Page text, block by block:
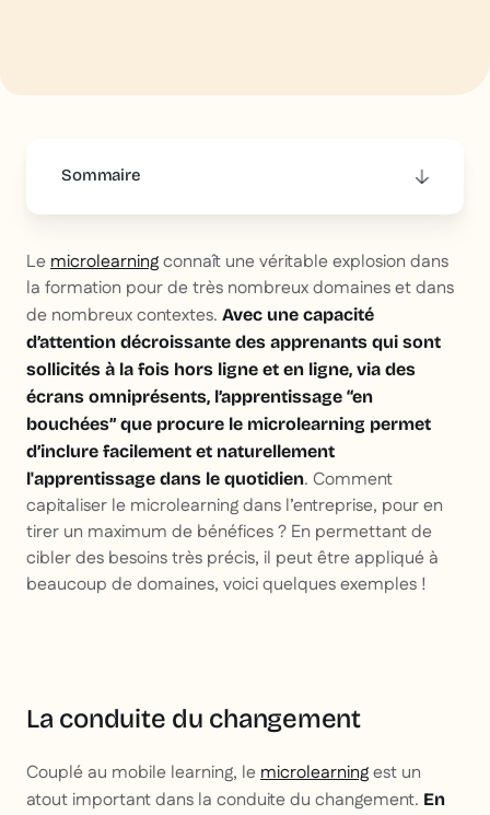
Sommaire
Lemicrolearningconnaît une véritable explosion dans
la formation pour de très nombreux domaines et dans
de nombreux contextes. Avec une capacité
d’attention décroissante des apprenants qui sont
sollicités à la fois hors ligne et en ligne, via des
écrans omniprésents, l’apprentissage “en
bouchées” que procure le microlearning permet
d’inclure facilement et naturellement
l'apprentissage dans le quotidien. Comment
capitaliser le microlearning dans l’entreprise, pour en
tirer un maximum de bénéfices ? En permettant de
cibler des besoins très précis, il peut être appliqué à
beaucoup de domaines, voici quelques exemples !
La conduite du changement
Couplé au mobile learning, lemicrolearningest un
atout important dans la conduite du changement. En